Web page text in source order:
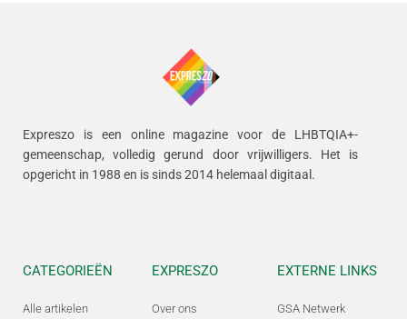
Expreszo is een online magazine voor de LHBTQIA+-
gemeenschap, volledig gerund door vrijwilligers. Het is
opgericht in 1988 en is sinds 2014 helemaal digitaal.
CATEGORIEËN
Alle artikelen
EXPRESZO
Over ons
EXTERNE LINKS
GSA Netwerk